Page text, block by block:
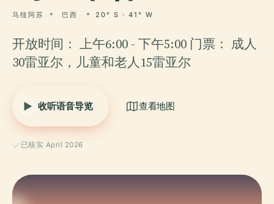
马纽阿苏 巴西 20° S · 41° W
开放时间： 上午6:00 - 下午5:00 门票： 成人
30雷亚尔，儿童和老人15雷亚尔
收听语音导览 查看地图
已核实 April 2026